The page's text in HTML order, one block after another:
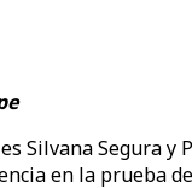
Silvana Segura y
en la prueba